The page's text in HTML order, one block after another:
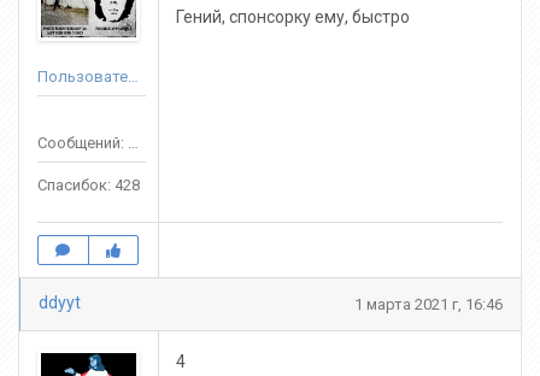
Пользователь
Сообщений: 654
Спасибок: 428
Гений, спонсорку ему, быстро
ddyyt 1 марта 2021 г, 16:46
4